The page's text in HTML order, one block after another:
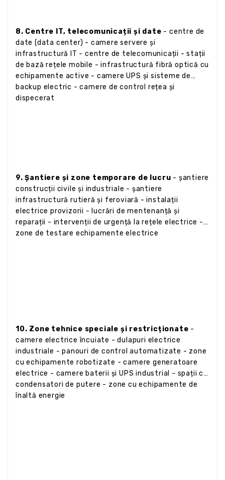
8. Centre IT, telecomunicații și date - centre de
date (data center) - camere servere și
infrastructură IT - centre de telecomunicații - stații
de bază rețele mobile - infrastructură fibră optică cu
echipamente active - camere UPS și sisteme de
backup electric - camere de control rețea și
dispecerat
9. Șantiere și zone temporare de lucru - șantiere
construcții civile și industriale - șantiere
infrastructură rutieră și feroviară - instalații
electrice provizorii - lucrări de mentenanță și
reparații - intervenții de urgență la rețele electrice -
zone de testare echipamente electrice
10. Zone tehnice speciale și restricționate -
camere electrice încuiate - dulapuri electrice
industriale - panouri de control automatizate - zone
cu echipamente robotizate - camere generatoare
electrice - camere baterii și UPS industrial - spații cu
condensatori de putere - zone cu echipamente de
înaltă energie